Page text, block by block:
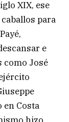
XIX, ese
para
e
José
en Costa